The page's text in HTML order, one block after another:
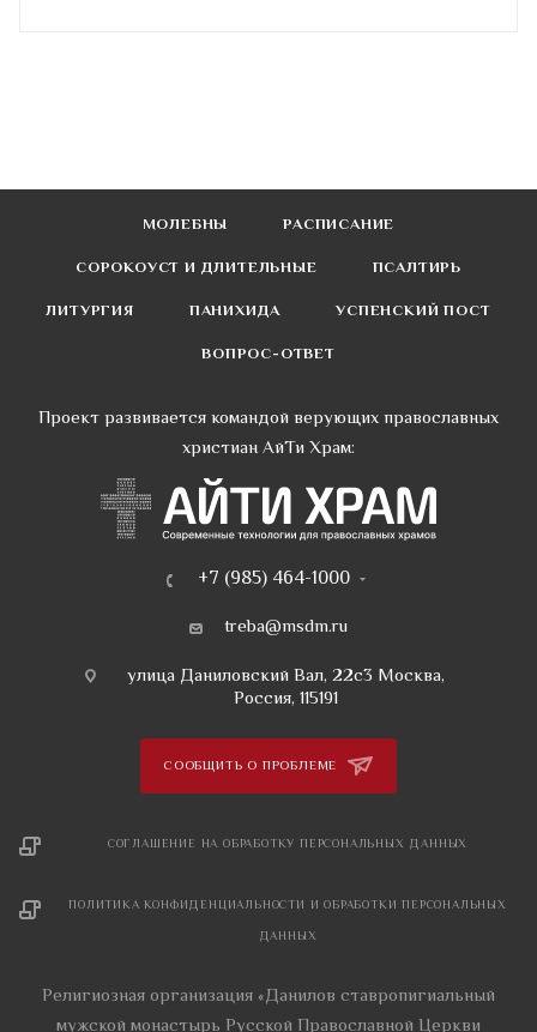
МОЛЕБНЫ
РАСПИСАНИЕ
СОРОКОУСТ И ДЛИТЕЛЬНЫЕ
ПСАЛТИРЬ
ЛИТУРГИЯ
ПАНИХИДА
УСПЕНСКИЙ ПОСТ
ВОПРОС-ОТВЕТ
Проект развивается командой верующих православных
христиан АйТи Храм:
+7 (985) 464-1000
treba@msdm.ru
улица Даниловский Вал, 22с3 Москва,
Россия, 115191
СООБЩИТЬ О ПРОБЛЕМЕ
СОГЛАШЕНИЕ НА ОБРАБОТКУ ПЕРСОНАЛЬНЫХ ДАННЫХ
ПОЛИТИКА КОНФИДЕНЦИАЛЬНОСТИ И ОБРАБОТКИ ПЕРСОНАЛЬНЫХ
ДАННЫХ
Религиозная организация «Данилов ставропигиальный